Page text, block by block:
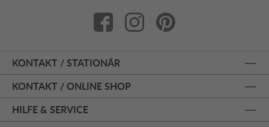
KONTAKT / STATIONÄR
KONTAKT / ONLINE SHOP
HILFE & SERVICE